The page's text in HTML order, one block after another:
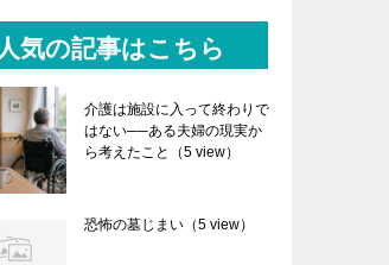
人気の記事はこちら
介護は施設に入って終わりで
はない──ある夫婦の現実か
ら考えたこと
（5 view）
恐怖の墓じまい （5 view）